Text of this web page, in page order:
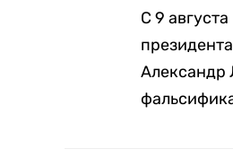
С 9
Александр